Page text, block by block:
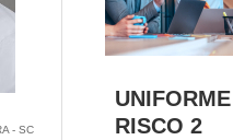
- SC
RISCO 2